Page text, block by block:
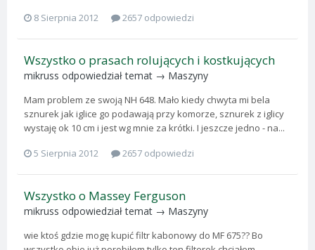
8 Sierpnia 2012
2657 odpowiedzi
Wszystko o prasach rolujących i kostkujących
mikruss odpowiedział temat → Maszyny
Mam problem ze swoją NH 648. Mało kiedy chwyta mi bela
sznurek jak iglice go podawają przy komorze, sznurek z iglicy
wystaję ok 10 cm i jest wg mnie za krótki. I jeszcze jedno - na...
5 Sierpnia 2012
2657 odpowiedzi
Wszystko o Massey Ferguson
mikruss odpowiedział temat → Maszyny
wie ktoś gdzie mogę kupić filtr kabonowy do MF 675?? Bo